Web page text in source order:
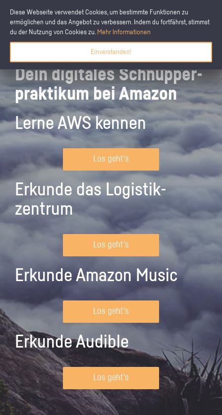
Diese Webseite verwendet Cookies, um bestimmte Funktionen zu
ermöglichen und das Angebot zu verbessern. Indem du fortfährst, stimmst
du der Nutzung von Cookies zu. Mehr Informationen
Einverstanden!
Dein digitales Schnupper­
praktikum bei Amazon
Lerne AWS kennen
Los geht's
Erkunde das Logistik­
zentrum
Los geht's
Erkunde Amazon Music
Los geht's
Erkunde Audible
Los geht's